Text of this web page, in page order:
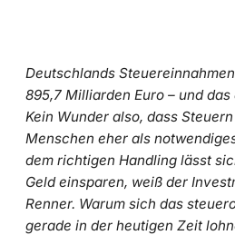
Deutschlands
895,7 Milliarden Euro – und
Kein Wunder also, dass
Menschen eher als
dem richtigen Handling lässt
Geld einsparen, weiß der
Renner. Warum sich das
gerade in der heutigen Zeit